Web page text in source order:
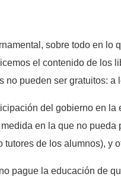
sobre todo en lo
el contenido de los
no pueden ser gratuitos:
del gobierno en
en la que no
tutores de los alumnos), y
pague la educación de